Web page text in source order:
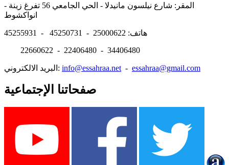
المقر: شارع نيلسون مانيدلا - الحي الجامعي 56 تفرغ زينة -
هاتف: 25000622 - 45250731 - 45255931
22660622 - 22406480 - 34406480
البريد الالكتروني: info@essahraa.net - essahraa@gmail.com
صفحاتنا الإجتماعية